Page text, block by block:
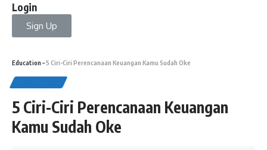
Login
Sign Up
Education –5 Ciri-Ciri Perencanaan Keuangan Kamu Sudah Oke
5 Ciri-Ciri Perencanaan Keuangan
Kamu Sudah Oke